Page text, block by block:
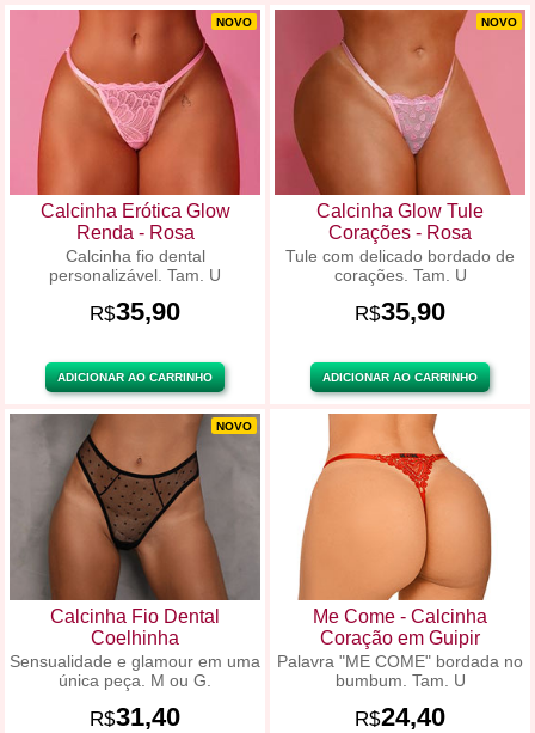
NOVO
Calcinha Erótica Glow
Renda - Rosa
Calcinha fio dental
personalizável. Tam. U
R$35,90
ADICIONAR AO CARRINHO
NOVO
Calcinha Glow Tule
Corações - Rosa
Tule com delicado bordado de
corações. Tam. U
R$35,90
ADICIONAR AO CARRINHO
NOVO
Calcinha Fio Dental
Coelhinha
Sensualidade e glamour em uma
única peça. M ou G.
R$31,40
Me Come - Calcinha
Coração em Guipir
Palavra "ME COME" bordada no
bumbum. Tam. U
R$24,40